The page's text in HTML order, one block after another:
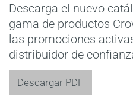
Descarga el nuevo
gama de productos
las promociones
distribuidor de
Descargar PDF